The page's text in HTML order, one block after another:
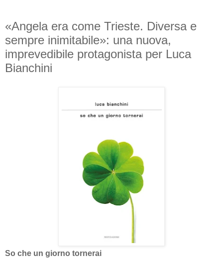
«Angela era come Trieste. Diversa e
sempre inimitabile»: una nuova,
imprevedibile protagonista per Luca
Bianchini
So che un giorno tornerai